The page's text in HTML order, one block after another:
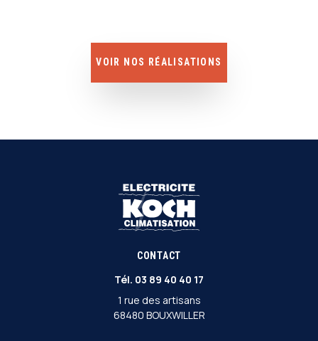
VOIR NOS RÉALISATIONS
CONTACT
Tél. 03 89 40 40 17
1 rue des artisans
68480 BOUXWILLER